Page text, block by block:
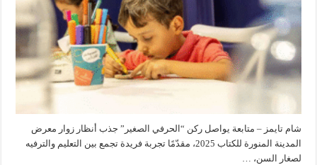
شام تايمز – متابعة يواصل ركن “الحرفي الصغير” جذب أنظار زوار معرض
المدينة المنورة للكتاب 2025، مقدّمًا تجربة فريدة تجمع بين التعليم والترفيه
لصغار السن، …